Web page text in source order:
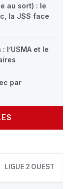
au sort) : le
la JSS face
l’USMA et le
par
LIGUE 2 OUEST